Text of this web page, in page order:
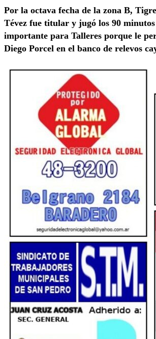
Por la octava fecha de la zona B,
Tévez fue titular y jugó los 90
importante para Talleres porque le
Diego Porcel en el banco de relevos